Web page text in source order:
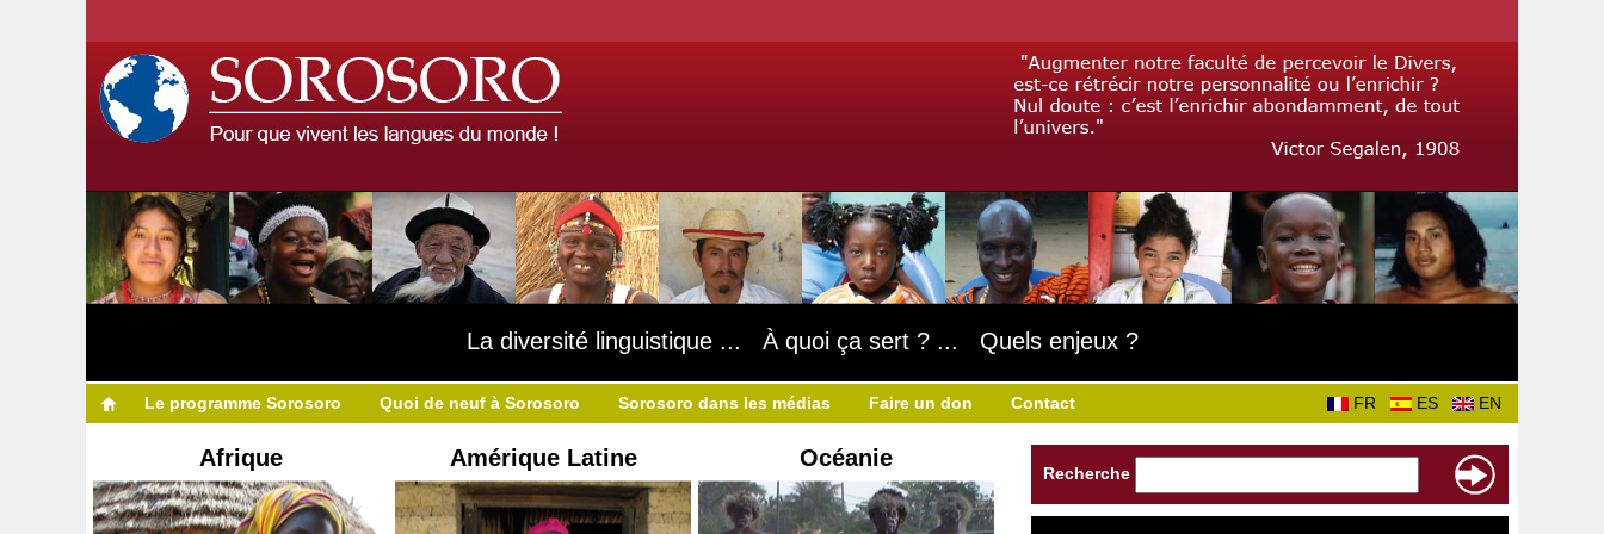
La diversité linguistique ... À quoi ça sert ? ... Quels enjeux ?
Le programme Sorosoro Quoi de neuf à Sorosoro Sorosoro dans les médias Faire un don Contact FR ES EN
Afrique Amérique Latine Océanie
Recherche